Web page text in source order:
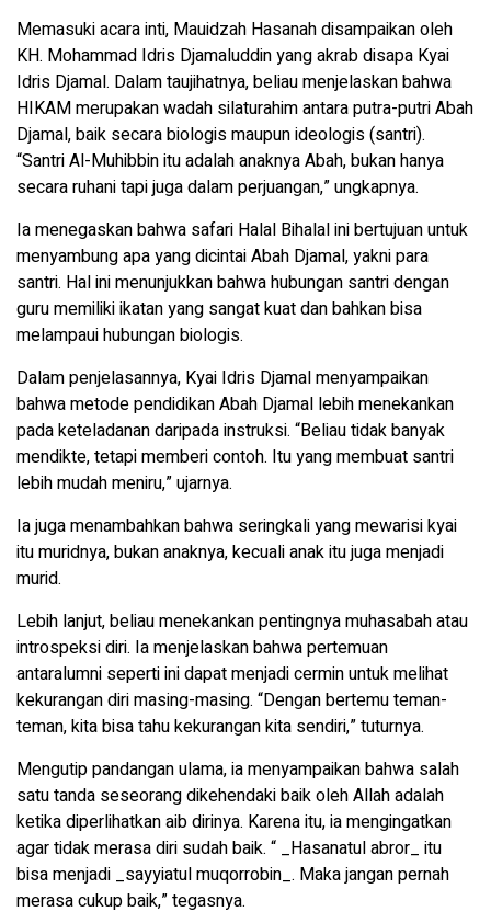
Memasuki acara inti, Mauidzah Hasanah disampaikan oleh
KH. Mohammad Idris Djamaluddin yang akrab disapa Kyai
Idris Djamal. Dalam taujihatnya, beliau menjelaskan bahwa
HIKAM merupakan wadah silaturahim antara putra-putri Abah
Djamal, baik secara biologis maupun ideologis (santri).
“Santri Al-Muhibbin itu adalah anaknya Abah, bukan hanya
secara ruhani tapi juga dalam perjuangan,” ungkapnya.
Ia menegaskan bahwa safari Halal Bihalal ini bertujuan untuk
menyambung apa yang dicintai Abah Djamal, yakni para
santri. Hal ini menunjukkan bahwa hubungan santri dengan
guru memiliki ikatan yang sangat kuat dan bahkan bisa
melampaui hubungan biologis.
Dalam penjelasannya, Kyai Idris Djamal menyampaikan
bahwa metode pendidikan Abah Djamal lebih menekankan
pada keteladanan daripada instruksi. “Beliau tidak banyak
mendikte, tetapi memberi contoh. Itu yang membuat santri
lebih mudah meniru,” ujarnya.
Ia juga menambahkan bahwa seringkali yang mewarisi kyai
itu muridnya, bukan anaknya, kecuali anak itu juga menjadi
murid.
Lebih lanjut, beliau menekankan pentingnya muhasabah atau
introspeksi diri. Ia menjelaskan bahwa pertemuan
antaralumni seperti ini dapat menjadi cermin untuk melihat
kekurangan diri masing-masing. “Dengan bertemu teman-
teman, kita bisa tahu kekurangan kita sendiri,” tuturnya.
Mengutip pandangan ulama, ia menyampaikan bahwa salah
satu tanda seseorang dikehendaki baik oleh Allah adalah
ketika diperlihatkan aib dirinya. Karena itu, ia mengingatkan
agar tidak merasa diri sudah baik. “ _Hasanatul abror_ itu
bisa menjadi _sayyiatul muqorrobin_. Maka jangan pernah
merasa cukup baik,” tegasnya.